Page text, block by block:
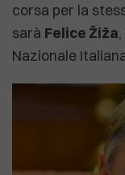
corsa per la
sarà Felice Žiža
Nazionale